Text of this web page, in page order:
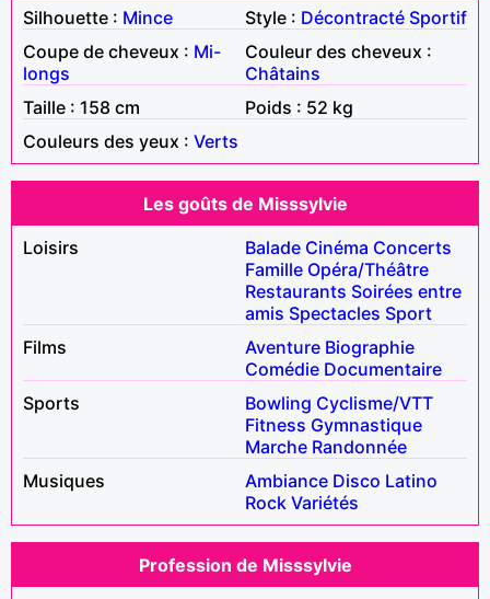
Silhouette : Mince Style : Décontracté Sportif
Coupe de cheveux : Mi-
longs
Couleur des cheveux :
Châtains
Taille : 158 cm
Poids : 52 kg
Couleurs des yeux : Verts
Les goûts de Misssylvie
Loisirs
Balade Cinéma Concerts
Famille Opéra/Théâtre
Restaurants Soirées entre
amis Spectacles Sport
Films
Aventure Biographie
Comédie Documentaire
Sports
Bowling Cyclisme/VTT
Fitness Gymnastique
Marche Randonnée
Musiques
Ambiance Disco Latino
Rock Variétés
Profession de Misssylvie